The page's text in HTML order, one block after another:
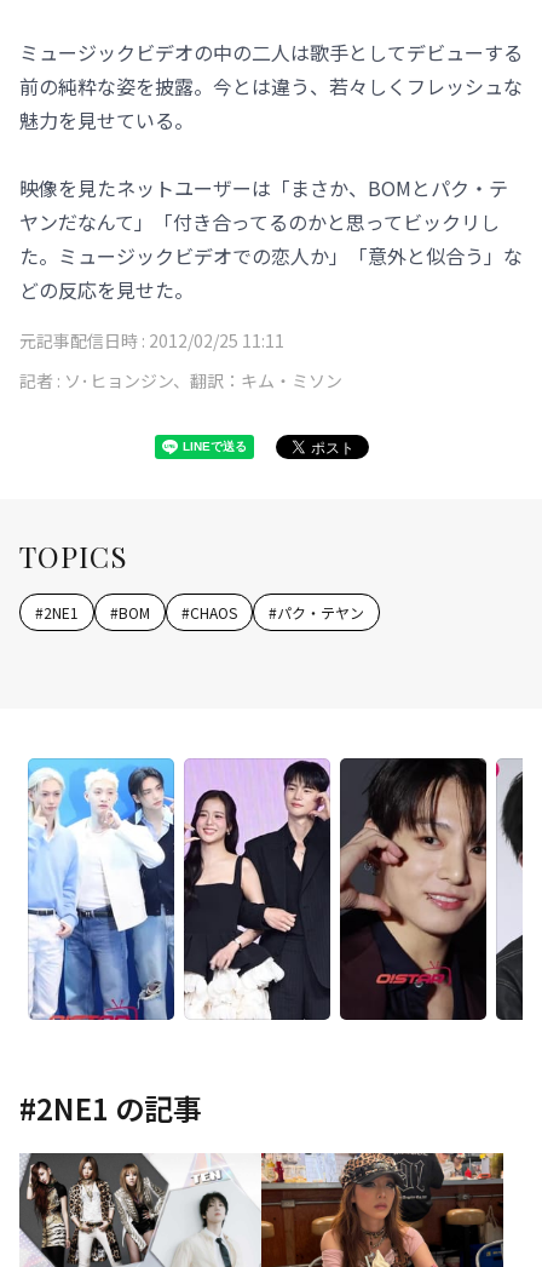
ミュージックビデオの中の二人は歌手としてデビューする
前の純粋な姿を披露。今とは違う、若々しくフレッシュな
魅力を見せている。
映像を見たネットユーザーは「まさか、BOMとパク・テ
ヤンだなんて」「付き合ってるのかと思ってビックリし
た。ミュージックビデオでの恋人か」「意外と似合う」な
どの反応を見せた。
元記事配信日時 : 2012/02/25 11:11
記者 : ソ･ヒョンジン、翻訳：キム・ミソン
TOPICS
#2NE1 #BOM #CHAOS #パク・テヤン
#2NE1 の記事